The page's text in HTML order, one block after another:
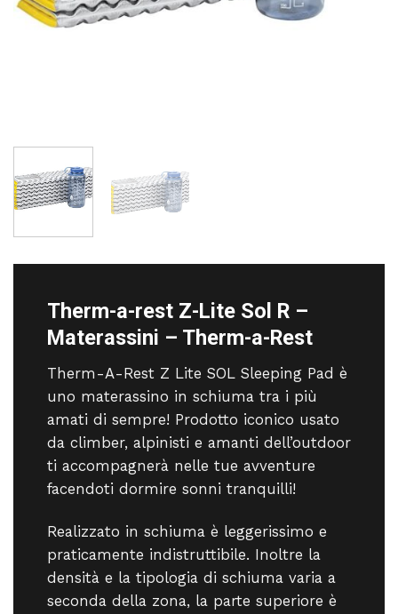
Therm-a-rest Z-Lite Sol R –
Materassini – Therm-a-Rest
Therm-A-Rest Z Lite SOL Sleeping Pad è
uno materassino in schiuma tra i più
amati di sempre! Prodotto iconico usato
da climber, alpinisti e amanti dell’outdoor
ti accompagnerà nelle tue avventure
facendoti dormire sonni tranquilli!
Realizzato in schiuma è leggerissimo e
praticamente indistruttibile. Inoltre la
densità e la tipologia di schiuma varia a
seconda della zona, la parte superiore è